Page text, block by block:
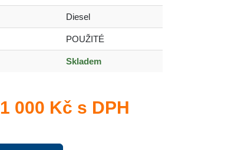
Diesel
POUŽITÉ
Skladem
1 000 Kč s DPH